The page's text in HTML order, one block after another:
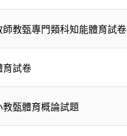
教甄專門類科知能體育試卷
育試卷
甄體育概論試題